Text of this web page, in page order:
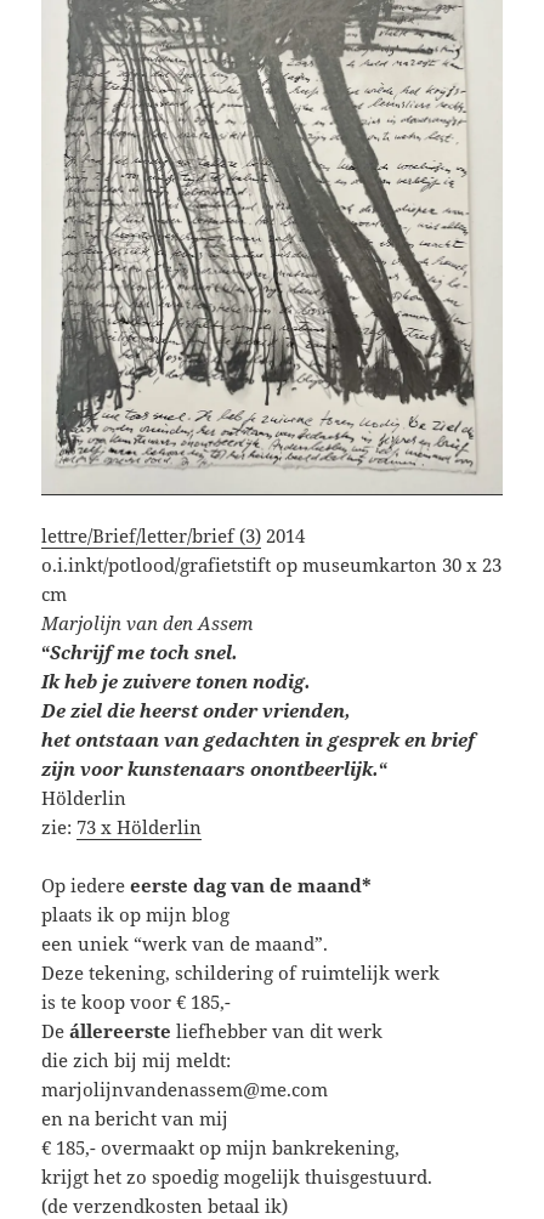
lettre/Brief/letter/brief (3) 2014
o.i.inkt/potlood/grafietstift op museumkarton 30 x 23
cm
Marjolijn van den Assem
“Schrijf me toch snel.
Ik heb je zuivere tonen nodig.
De ziel die heerst onder vrienden,
het ontstaan van gedachten in gesprek en brief
zijn voor kunstenaars onontbeerlijk.“
Hölderlin
zie: 73 x Hölderlin
Op iedereeerste dag van de maand*
plaats ik op mijn blog
een uniek “werk van de maand”.
Deze tekening, schildering of ruimtelijk werk
is te koop voor € 185,-
Deállereerste liefhebber van dit werk
die zich bij mij meldt:
marjolijnvandenassem@me.com
en na bericht van mij
€ 185,- overmaakt op mijn bankrekening,
krijgt het zo spoedig mogelijk thuisgestuurd.
(de verzendkosten betaal ik)